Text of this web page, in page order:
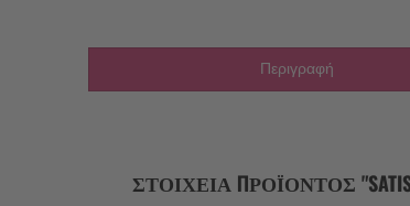
Περιγραφή
ΣΤΟΙΧΕΊΑ ΠΡΟΪΌΝΤΟΣ